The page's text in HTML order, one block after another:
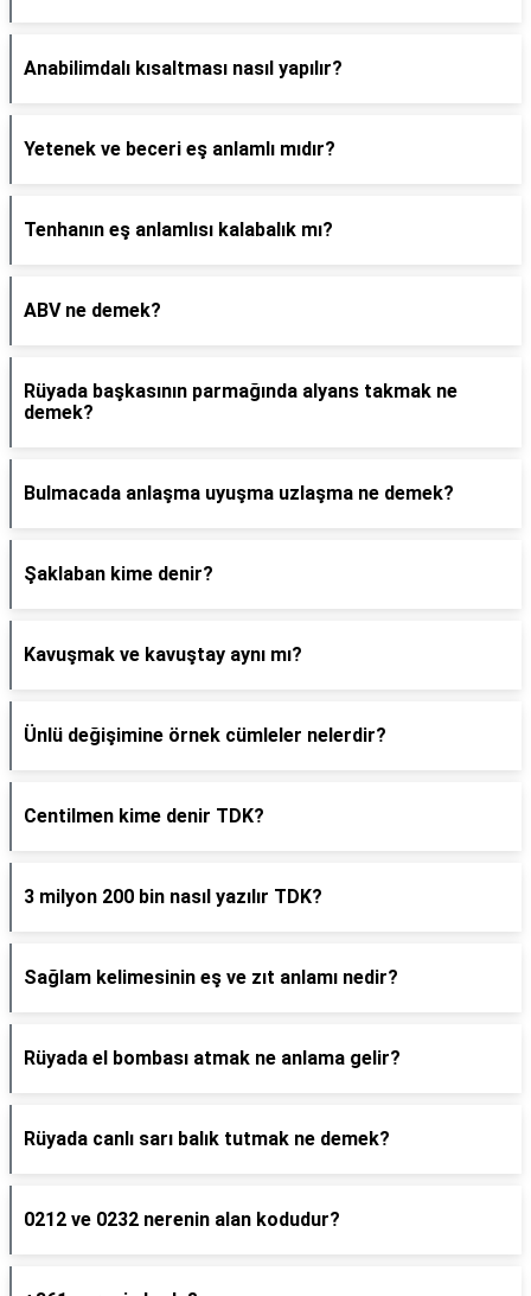
Anabilimdalı kısaltması nasıl yapılır?
Yetenek ve beceri eş anlamlı mıdır?
Tenhanın eş anlamlısı kalabalık mı?
ABV ne demek?
Rüyada başkasının parmağında alyans takmak ne
demek?
Bulmacada anlaşma uyuşma uzlaşma ne demek?
Şaklaban kime denir?
Kavuşmak ve kavuştay aynı mı?
Ünlü değişimine örnek cümleler nelerdir?
Centilmen kime denir TDK?
3 milyon 200 bin nasıl yazılır TDK?
Sağlam kelimesinin eş ve zıt anlamı nedir?
Rüyada el bombası atmak ne anlama gelir?
Rüyada canlı sarı balık tutmak ne demek?
0212 ve 0232 nerenin alan kodudur?